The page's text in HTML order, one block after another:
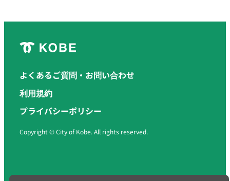
よくあるご質問・お問い合わせ
利用規約
プライバシーポリシー
Copyright © City of Kobe. All rights reserved.